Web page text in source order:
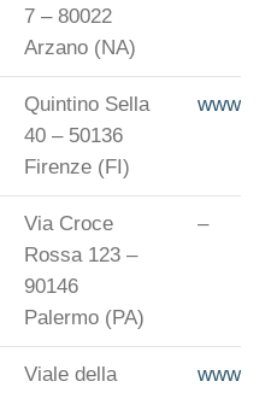
7 – 80022
Arzano (NA)
Quintino Sella
40 – 50136
Firenze (FI)
Via Croce
Rossa 123 –
90146
Palermo (PA)
–
Viale della